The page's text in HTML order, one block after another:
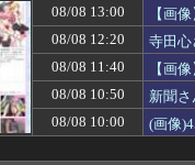
【悲報】みいちゃ
女上司（27）に耳
【悲報】妹さん、
【悲報】佐藤二朗
【画像】女「私が選
【速報】オタク、
白髪染め、面倒くさ
08/08 13:00
【画
08/08 12:20
寺田心
08/08 11:40
【画
08/08 10:50
新聞
08/08 10:00
(画像